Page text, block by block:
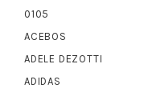
0105
ACEBOS
ADELE DEZOTTI
ADIDAS